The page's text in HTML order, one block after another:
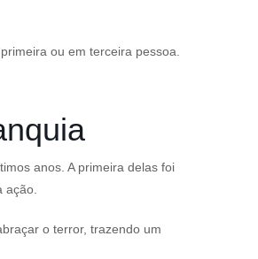
ou em terceira pessoa.
anos. A primeira delas foi
o terror, trazendo um